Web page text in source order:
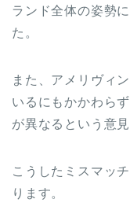
ランド全体の姿勢
た。
また、アメリヴィ
いるにもかかわら
が異なるという意
こうしたミスマッ
ります。